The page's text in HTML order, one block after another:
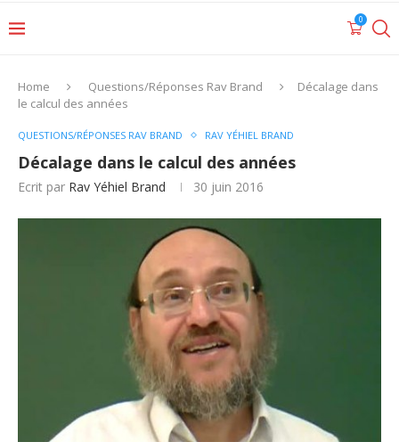
0
Home Questions/Réponses Rav Brand
Décalage dans
le calcul des années
QUESTIONS/RÉPONSES RAV BRAND RAV YÉHIEL BRAND
Décalage dans le calcul des années
Ecrit par Rav Yéhiel Brand 30 juin 2016